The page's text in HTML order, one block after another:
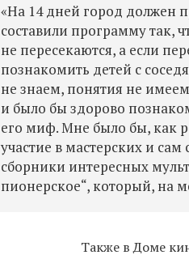
«На 14 дней город должен
составили программу так,
не пересекаются, а если
познакомить детей с
не знаем, понятия не
и было бы здорово
его миф. Мне было бы, как
участие в мастерских и
сборники интересных
пионерское“, который, на
Также в Доме